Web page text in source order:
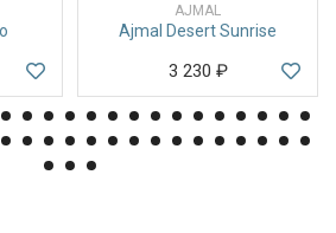
AJMAL
Ajmal Desert Sunrise
3 230 ₽